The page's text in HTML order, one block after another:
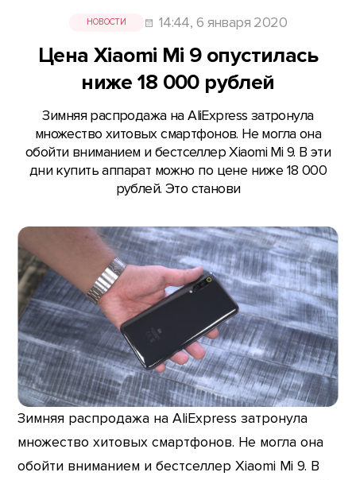
НОВОСТИ 14:44, 6 января 2020
Цена Xiaomi Mi 9 опустилась
ниже 18 000 рублей
Зимняя распродажа на AliExpress затронула
множество хитовых смартфонов. Не могла она
обойти вниманием и бестселлер Xiaomi Mi 9. В эти
дни купить аппарат можно по цене ниже 18 000
рублей. Это станови
Зимняя распродажа на AliExpress затронула
множество хитовых смартфонов. Не могла она
обойти вниманием и бестселлер Xiaomi Mi 9. В